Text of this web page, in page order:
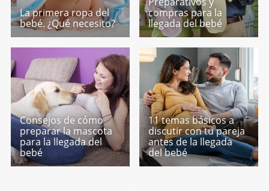
La primera ropa del
bebé. ¿Qué necesito?
compras para la
llegada del bebé
Consejos de cómo
preparar la mascota
para la llegada del
bebé
11 temas básicos a
discutir con tu pareja
antes de la llegada
del bebé